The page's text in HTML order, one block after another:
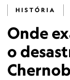
HISTÓRIA
Onde
o